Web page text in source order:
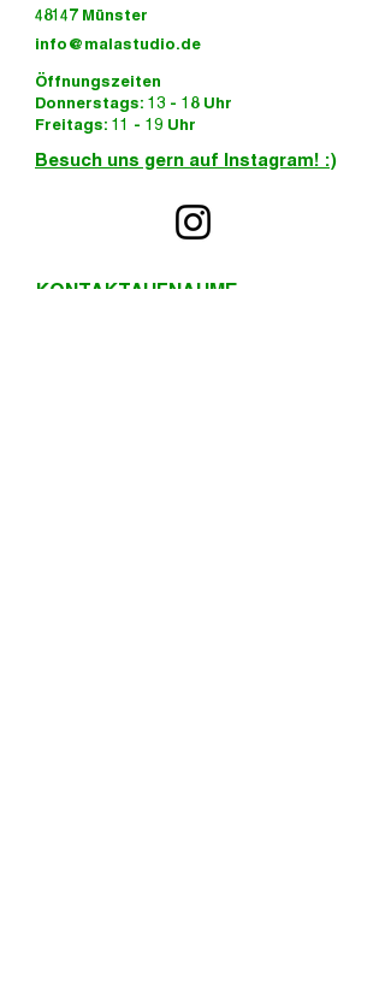
48147 Münster
info@malastudio.de
Öffnungszeiten
Donnerstags: 13 - 18 Uhr
Freitags: 11 - 19 Uhr
Besuch uns gern auf Instagram! :)
KONTAKTAUFNAHME